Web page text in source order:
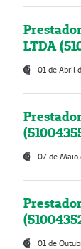
LTDA
01 de Abril
07 de Maio
01 de